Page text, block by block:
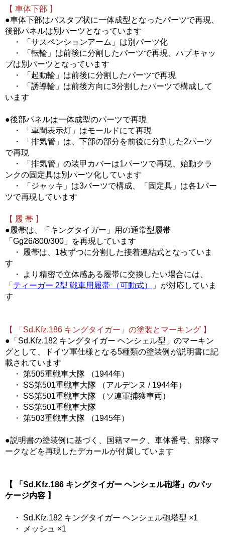
【 車体下部 】
●車体下部はバスタブ状に一体成型となったパーツで再現、
後部パネルは別パーツとなっています
・ 「サスペンションアーム」は別パーツ化
・ 「転輪」は前後に分割したパーツで再現、ハブキャッ
プは別パーツとなっています
・ 「起動輪」は前後に分割したパーツで再現
・ 「誘導輪」は前後方向に3分割したパーツで構成して
います
●後部パネルは一体成型のパーツで再現
・ 「車間表示灯」はモールドにて再現
・ 「排気管」は、下部の部分を前後に分割した2パーツ
で再現
・ 「排気管」の装甲カバーは1パーツで再現、始動クラ
ンクの固定具は別パーツ化しています
・ 「ジャッキ」は3パーツで構成、「固定具」は各1パー
ツで再現しています
【 履 帯 】
●履帯は、「キングタイガー」用の通常型履帯
「Gg26/800/300」を再現しています
・ 履帯は、1枚ずつに分割した接着連結式となっていま
す
・ より精密で立体感ある履帯に交換したい場合には、
「 ティーガー 2型 戦車用履帯 （可動式）
」が対応していま
す
【 「Sd.Kfz.186 キングタイガー」の塗装とマーキング 】
●「Sd.Kfz.182 キングタイガー ヘンシェル型」のマーキン
グとして、ドイツ軍仕様となる5種類の塗装例が説明書に記
載されています
・ 第505重戦車大隊 （1944年）
・ SS第501重戦車大隊 （アルデンヌ / 1944年）
・ SS第501重戦車大隊 （ソ連軍捕獲車両）
・ SS第501重戦車大隊
・ 第503重戦車大隊 （1945年）
●説明書の塗装例に基づく、国籍マーク、車体番号、部隊マ
ークなどを再現したデカールが付属しています
【 「Sd.Kfz.186 キングタイガー ヘンシェル砲塔」のパッ
ケージ内容 】
・ Sd.Kfz.182 キングタイガー ヘンシェル砲塔型 ×1
・ メッシュ ×1